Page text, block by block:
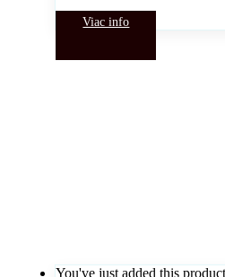
Viac info
You've just added this